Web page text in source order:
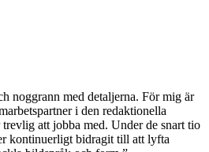
noggrann med detaljerna. För mig är
i den redaktionella
trevlig att jobba med. Under de snart tio
kontinuerligt bidragit till att lyfta